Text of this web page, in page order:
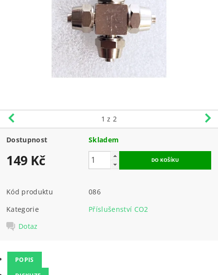
1 z 2
Dostupnost Skladem
149 Kč
Kód produktu
086
Kategorie
Příslušenství CO2
Dotaz
POPIS